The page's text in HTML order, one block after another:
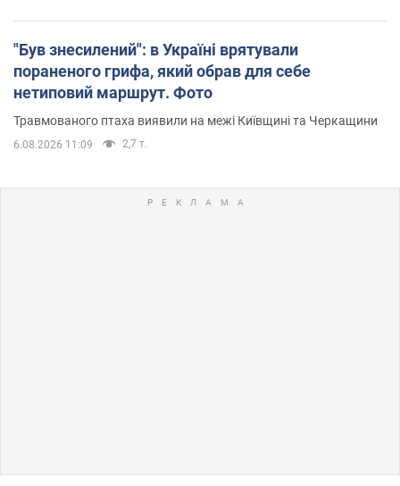
"Був знесилений": в Україні врятували
пораненого грифа, який обрав для себе
нетиповий маршрут. Фото
Травмованого птаха виявили на межі Київщині та Черкащини
6.08.2026 11:09 2,7 т.